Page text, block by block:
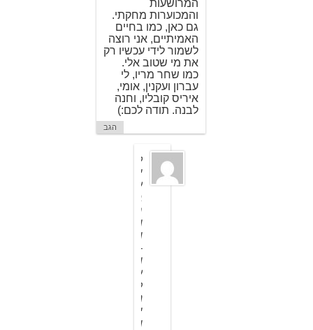
המרושעות
והמכוערות מחקתי.
גם כאן, כמו בחיים
האמיתיים, אני רוצה
לשמור לידי עכשיו רק
את מי שטוב אלי.
כמו שחר מריו, לי
עברון ועקנין, אומי,
איריס קובליו, וחנה
לבנה. תודה לכם:)
הגב
ל
י
ע
ב
ר
ו
ן
-
ו
ע
ק
נ
י
ן